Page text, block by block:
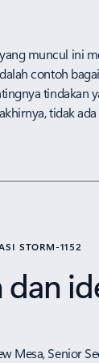
muncul ini
contoh
tindakan
tidak
STORM-1152
dan
Mesa, Senior